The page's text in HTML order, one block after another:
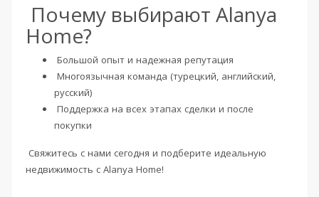
Почему выбирают Alanya
Home?
Большой опыт и надежная репутация
Многоязычная команда (турецкий, английский,
русский)
Поддержка на всех этапах сделки и после
покупки
Свяжитесь с нами сегодня и подберите идеальную
недвижимость с Alanya Home!